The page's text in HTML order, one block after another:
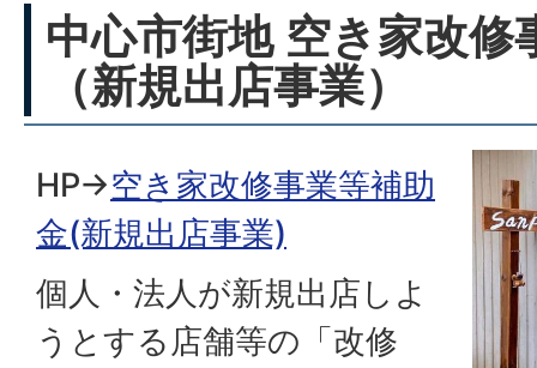
中心市街地 空き家改修
（新規出店事業）
HP→空き家改修事業等補助
金(新規出店事業)
個人・法人が新規出店しよ
うとする店舗等の「改修